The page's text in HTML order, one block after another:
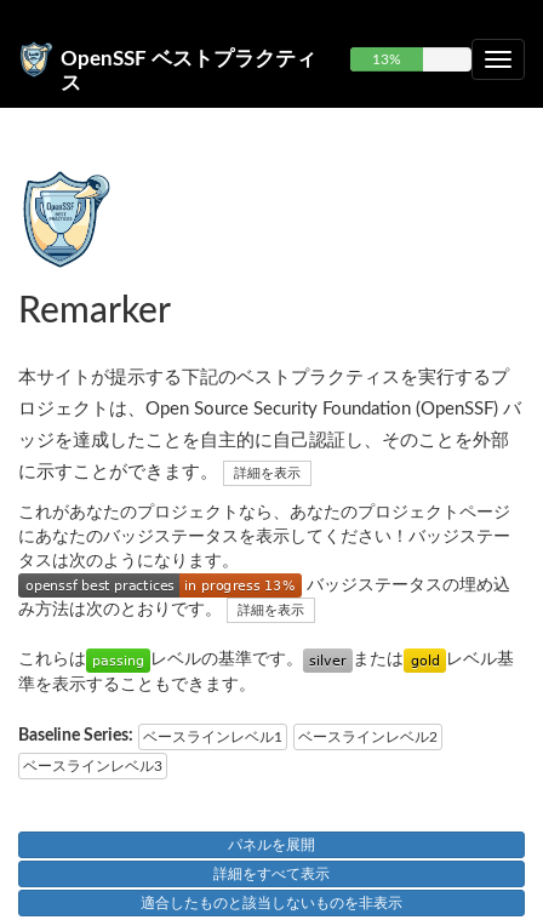
OpenSSF ベストプラクティ
ス
13%
Remarker
本サイトが提示する下記のベストプラクティスを実行するプ
ロジェクトは、Open Source Security Foundation (OpenSSF) バ
ッジを達成したことを自主的に自己認証し、そのことを外部
に示すことができます。
詳細を表示
これがあなたのプロジェクトなら、あなたのプロジェクトページ
にあなたのバッジステータスを表示してください！バッジステー
タスは次のようになります。
バッジステータスの埋め込
み方法は次のとおりです。
詳細を表示
これらは レベルの基準です。 または
レベル基
準を表示することもできます。
Baseline Series: ベースラインレベル1
ベースラインレベル2
ベースラインレベル3
パネルを展開
詳細をすべて表示
適合したものと該当しないものを非表示